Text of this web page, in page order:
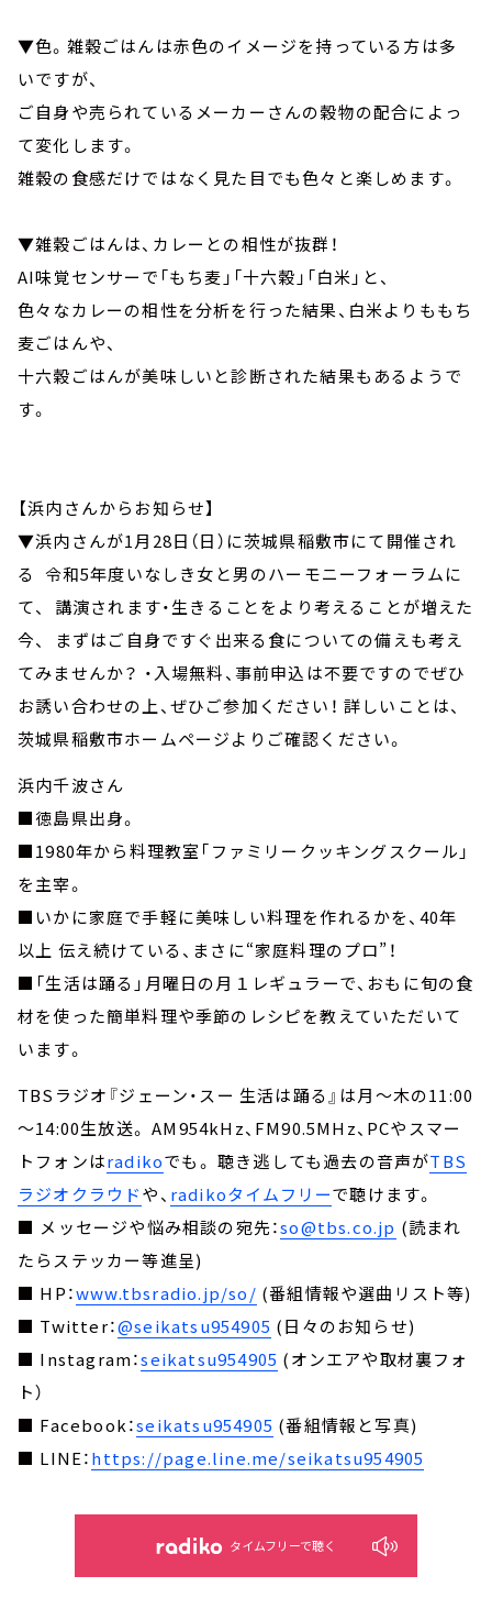
▼色。雑穀ごはんは赤色のイメージを持っている方は多
いですが、
ご自身や売られているメーカーさんの穀物の配合によっ
て変化します。
雑穀の食感だけではなく見た目でも色々と楽しめます。
▼雑穀ごはんは、カレーとの相性が抜群！
AI味覚センサーで「もち麦」「十六穀」「白米」と、
色々なカレーの相性を分析を行った結果、白米よりももち
麦ごはんや、
十六穀ごはんが美味しいと診断された結果もあるようで
す。
【浜内さんからお知らせ】
▼浜内さんが1月28日（日）に茨城県稲敷市にて開催され
る 令和5年度いなしき女と男のハーモニーフォーラムに
て、 講演されます・生きることをより考えることが増えた
今、 まずはご自身ですぐ出来る食についての備えも考え
てみませんか？ ・入場無料、事前申込は不要ですのでぜひ
お誘い合わせの上、ぜひご参加ください！ 詳しいことは、
茨城県稲敷市ホームページよりご確認ください。
浜内千波さん
■徳島県出身。
■1980年から料理教室「ファミリークッキングスクール」
を主宰。
■いかに家庭で手軽に美味しい料理を作れるかを、40年
以上 伝え続けている、まさに“家庭料理のプロ”！
■「生活は踊る」月曜日の月１レギュラーで、おもに旬の食
材を使った簡単料理や季節のレシピを教えていただいて
います。
TBSラジオ『ジェーン・スー 生活は踊る』は月～木の11:00
～14:00生放送。 AM954kHz、FM90.5MHz、PCやスマー
トフォンはradikoでも。 聴き逃しても過去の音声がTBS
ラジオクラウドや、 radikoタイムフリーで聴けます。
■ メッセージや悩み相談の宛先：so@tbs.co.jp (読まれ
たらステッカー等進呈)
■ HP：www.tbsradio.jp/so/ (番組情報や選曲リスト等)
■ Twitter：@seikatsu954905 (日々のお知らせ)
■ Instagram：seikatsu954905 (オンエアや取材裏フォ
ト）
■ Facebook：seikatsu954905 (番組情報と写真)
■ LINE：https://page.line.me/seikatsu954905
タイムフリーで聴く